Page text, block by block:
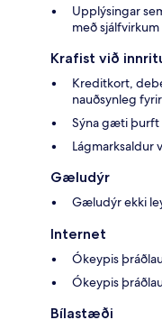
Upplýsingar
með
Krafist við
Kreditkort,
nauðsynleg
Sýna gæti þurft
Lágmarksaldur
Gæludýr
Gæludýr ekki
Internet
Ókeypis
Ókeypis
Bílastæði